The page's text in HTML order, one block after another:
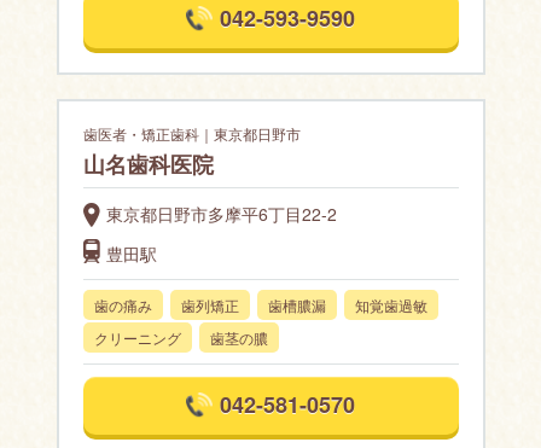
042-593-9590
歯医者・矯正歯科｜東京都日野市
山名歯科医院
東京都日野市多摩平6丁目22-2
豊田駅
歯の痛み 歯列矯正 歯槽膿漏
知覚歯過敏
クリーニング
歯茎の膿
042-581-0570